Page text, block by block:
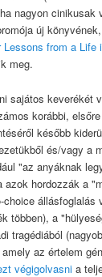
nagyon cinikusak
új
Lessons from a Life
meg.
sajátos keverékét
korábbi,
később
és/vagy a
"az anyáknak
azok hordozzák a
állásfoglalás
többen), a
tragédiából
az értelem
végigolvasni a